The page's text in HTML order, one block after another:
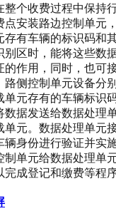
整个收费过程中保持
点安装路边控制单元
存有车辆的标识码和
别区时，能将这些数
的作用，同时，也可
路侧控制单元设备分
单元存有的车辆标识
数据发送给数据处理
单元。数据处理单元
辆身份进行验证并实
制单元给数据处理单
成登记和缴费等程序